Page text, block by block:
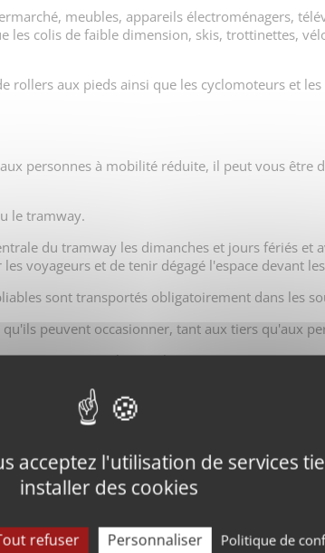
meubles, appareils électroménagers,
les colis de faible dimension, skis, trottinettes,
rollers aux pieds ainsi que les cyclomoteurs et
personnes à mobilité réduite, il peut vous
le tramway.
du tramway les dimanches et jours fériés et
voyageurs et de tenir dégagé l'espace devant
sont transportés obligatoirement dans les
peuvent occasionner, tant aux tiers qu'aux
: petits chiens, chats, oiseaux, sous
les accompagne.
justifie pour le besoin de l'exploitation du
malvoyantes ou handicapées,
sont muselés et tenus en laisse. Les chiens
peuvent occasionner, tant aux voyageurs
acceptez l'utilisation de services
installer des cookies
refuser Personnaliser Politique de